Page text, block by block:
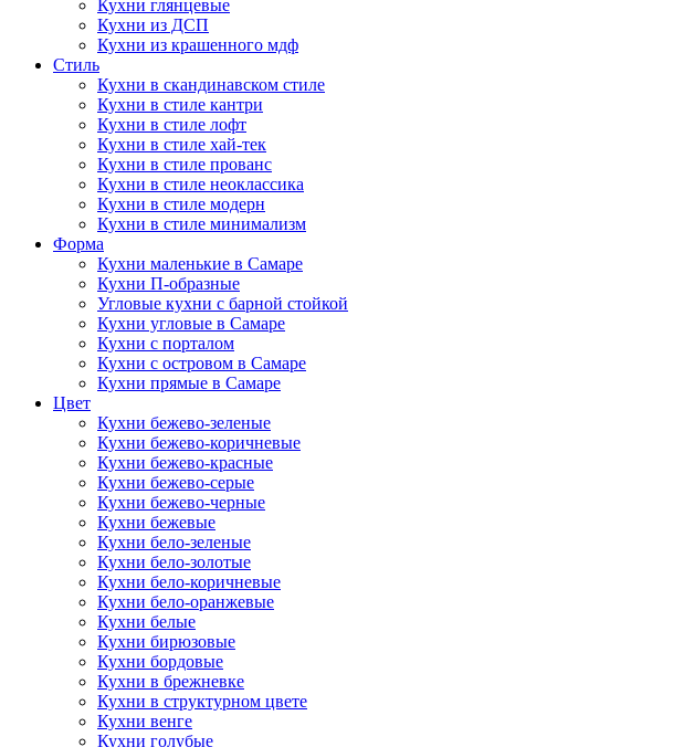
Кухни глянцевые
Кухни из ДСП
Кухни из крашенного мдф
Стиль
Кухни в скандинавском стиле
Кухни в стиле кантри
Кухни в стиле лофт
Кухни в стиле хай-тек
Кухни в стиле прованс
Кухни в стиле неоклассика
Кухни в стиле модерн
Кухни в стиле минимализм
Форма
Кухни маленькие в Самаре
Кухни П-образные
Угловые кухни с барной стойкой
Кухни угловые в Самаре
Кухни с порталом
Кухни с островом в Самаре
Кухни прямые в Самаре
Цвет
Кухни бежево-зеленые
Кухни бежево-коричневые
Кухни бежево-красные
Кухни бежево-серые
Кухни бежево-черные
Кухни бежевые
Кухни бело-зеленые
Кухни бело-золотые
Кухни бело-коричневые
Кухни бело-оранжевые
Кухни белые
Кухни бирюзовые
Кухни бордовые
Кухни в брежневке
Кухни в структурном цвете
Кухни венге
Кухни голубые